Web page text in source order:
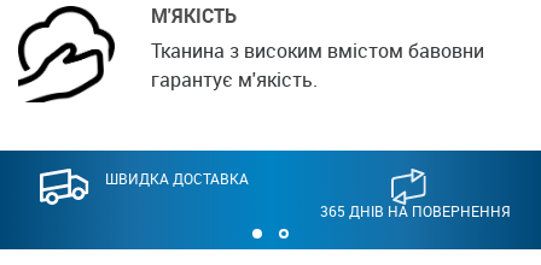
М'ЯКІСТЬ
Тканина з високим вмістом бавовни
гарантує м'якість.
ШВИДКА ДОСТАВКА
365 ДНІВ НА ПОВЕРНЕННЯ